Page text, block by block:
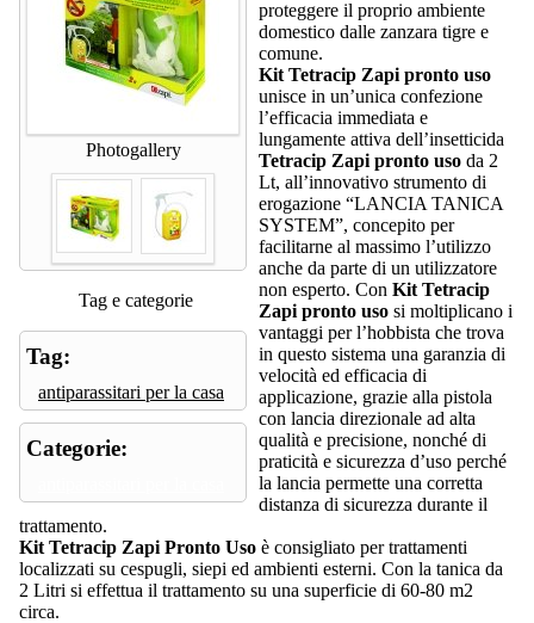
Photogallery
Tag e categorie
Tag:
antiparassitari per la casa
Categorie:
proteggere il proprio ambiente
domestico dalle zanzara tigre e
comune.
Kit Tetracip Zapi pronto uso
unisce in un’unica confezione
l’efficacia immediata e
lungamente attiva dell’insetticida
Tetracip Zapi pronto uso da 2
Lt, all’innovativo strumento di
erogazione “LANCIA TANICA
SYSTEM”, concepito per
facilitarne al massimo l’utilizzo
anche da parte di un utilizzatore
non esperto. Con Kit Tetracip
Zapi pronto uso si moltiplicano i
vantaggi per l’hobbista che trova
in questo sistema una garanzia di
velocità ed efficacia di
applicazione, grazie alla pistola
con lancia direzionale ad alta
qualità e precisione, nonché di
praticità e sicurezza d’uso perché
la lancia permette una corretta
distanza di sicurezza durante il
trattamento.
Kit Tetracip Zapi Pronto Uso è consigliato per trattamenti
localizzati su cespugli, siepi ed ambienti esterni. Con la tanica da
2 Litri si effettua il trattamento su una superficie di 60-80 m2
circa.